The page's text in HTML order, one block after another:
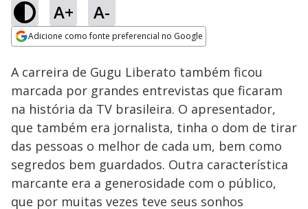
A+ A-
Adicione como fonte preferencial no Google
Ativar
Loaded:
10.91%
A carreira de Gugu Liberato também ficou
marcada por grandes entrevistas que ficaram
na história da TV brasileira. O apresentador,
que também era jornalista, tinha o dom de tirar
das pessoas o melhor de cada um, bem como
segredos bem guardados. Outra característica
marcante era a generosidade com o público,
que por muitas vezes teve seus sonhos